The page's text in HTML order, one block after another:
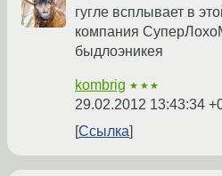
гугле всплывает в
компания
быдлоэникея
kombrig ★★★
29.02.2012 13:43:34
Ссылка